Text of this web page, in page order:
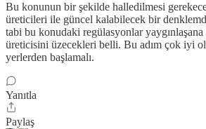
Bu konunun bir şekilde halledilmesi
üreticileri ile güncel kalabilecek bir
tabi bu konudaki regülasyonlar
üreticisini üzecekleri belli. Bu adım çok iyi
yerlerden başlamalı.
Yanıtla
Paylaş